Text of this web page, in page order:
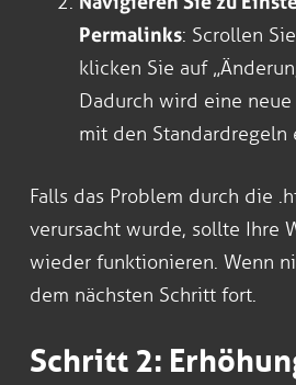
Permalinks: Scrollen
klicken Sie auf
Dadurch wird eine neue
mit den Standardregeln
Falls das Problem durch die
verursacht wurde, sollte Ihre
wieder funktionieren. Wenn
dem nächsten Schritt fort.
Schritt 2: